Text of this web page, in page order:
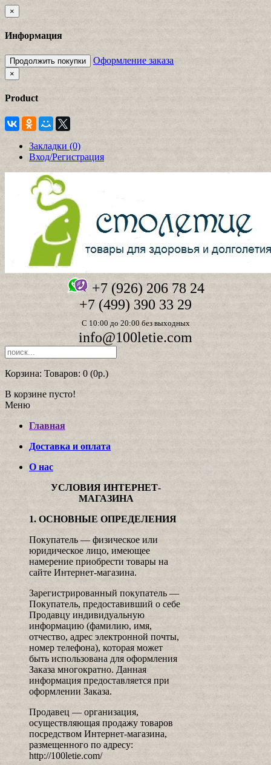
×
Информация
Продолжить покупки Оформление заказа
×
Product
Закладки (0)
Вход/Регистрация
+7 (926) 206 78 24
+7 (499) 390 33 29
С 10:00 до 20:00 без выходных
info@100letie.com
Корзина: Товаров: 0 (0р.)
В корзине пусто!
Меню
Главная
Доставка и оплата
О нас
УСЛОВИЯ ИНТЕРНЕТ-
МАГАЗИНА
1. ОСНОВНЫЕ ОПРЕДЕЛЕНИЯ
Покупатель — физическое или
юридическое лицо, имеющее
намерение приобрести товары на
сайте Интернет-магазина.
Зарегистрированный покупатель —
Покупатель, предоставивший о себе
Продавцу индивидуальную
информацию (фамилию, имя,
отчество, адрес электронной почты,
номер телефона), которая может
быть использована для оформления
Заказа многократно. Данная
информация предоставляется при
оформлении Заказа.
Продавец — организация,
осуществляющая продажу товаров
посредством Интернет-магазина,
размещенного по адресу:
http://100letie.com/